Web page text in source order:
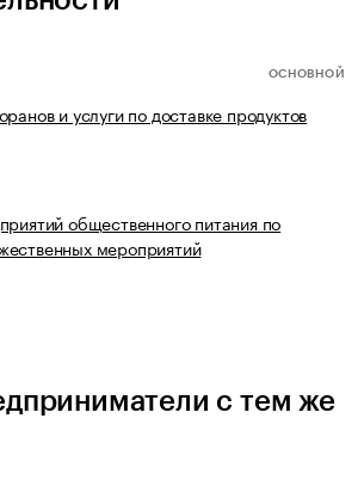
ОСНОВНОЙ
и услуги по доставке продуктов
общественного питания по
мероприятий
с тем же